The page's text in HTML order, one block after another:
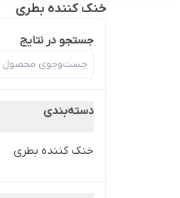
خنک کننده بطری
جستجو در نتایج
دسته‌بندی
خنک کننده بطری